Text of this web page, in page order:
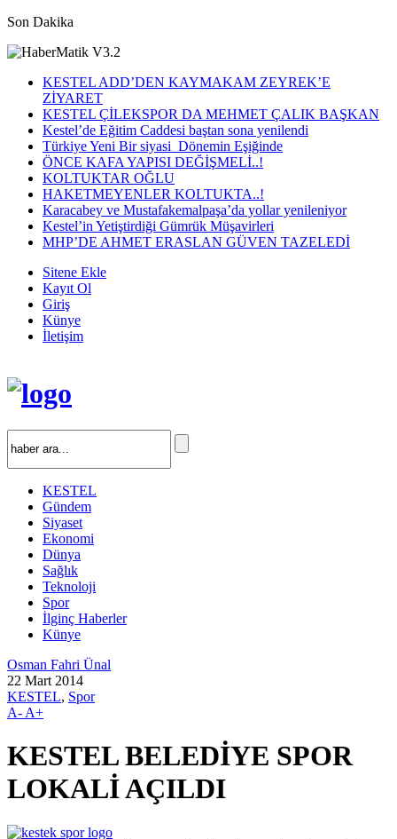
Son Dakika
KESTEL ADD’DEN KAYMAKAM ZEYREK’E
ZİYARET
KESTEL ÇİLEKSPOR DA MEHMET ÇALIK BAŞKAN
Kestel’de Eğitim Caddesi baştan sona yenilendi
Türkiye Yeni Bir siyasi Dönemin Eşiğinde
ÖNCE KAFA YAPISI DEĞİŞMELİ..!
KOLTUKTAR OĞLU
HAKETMEYENLER KOLTUKTA..!
Karacabey ve Mustafakemalpaşa’da yollar yenileniyor
Kestel’in Yetiştirdiği Gümrük Müşavirleri
MHP’DE AHMET ERASLAN GÜVEN TAZELEDİ
Sitene Ekle
Kayıt Ol
Giriş
Künye
İletişim
KESTEL
Gündem
Siyaset
Ekonomi
Dünya
Sağlık
Teknoloji
Spor
İlginç Haberler
Künye
Osman Fahri Ünal
22 Mart 2014
KESTEL, Spor
A- A+
KESTEL BELEDİYE SPOR
LOKALİ AÇILDI